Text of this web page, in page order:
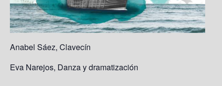
Anabel Sáez, Clavecín
Eva Narejos, Danza y dramatización